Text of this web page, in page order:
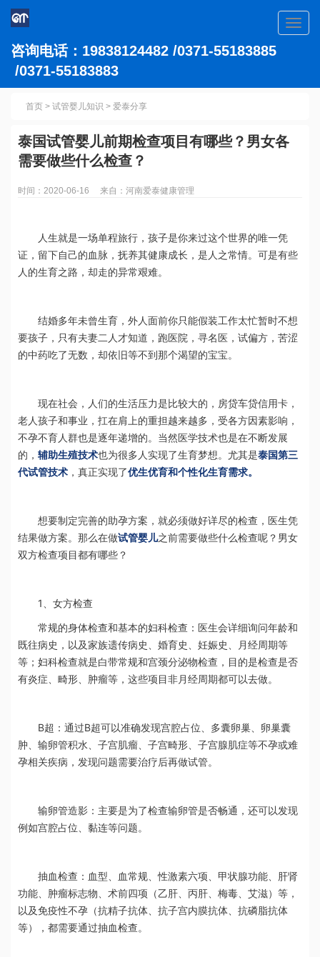
咨询电话：19838124482 /0371-55183885
/0371-55183883
首页 > 试管婴儿知识 > 爱泰分享
泰国试管婴儿前期检查项目有哪些？男女各
需要做些什么检查？
时间：2020-06-16 来自：河南爱泰健康管理
人生就是一场单程旅行，孩子是你来过这个世界的唯一凭
证，留下自己的血脉，抚养其健康成长，是人之常情。可是有些
人的生育之路，却走的异常艰难。
结婚多年未曾生育，外人面前你只能假装工作太忙暂时不想
要孩子，只有夫妻二人才知道，跑医院，寻名医，试偏方，苦涩
的中药吃了无数，却依旧等不到那个渴望的宝宝。
现在社会，人们的生活压力是比较大的，房贷车贷信用卡，
老人孩子和事业，扛在肩上的重担越来越多，受各方因素影响，
不孕不育人群也是逐年递增的。当然医学技术也是在不断发展
的， 辅助生殖技术也为很多人实现了生育梦想。尤其是泰国第三
代试管技术 ，真正实现了优生优育和个性化生育需求。
想要制定完善的助孕方案，就必须做好详尽的检查，医生凭
结果做方案。那么在做试管婴儿之前需要做些什么检查呢？男女
双方检查项目都有哪些？
1、女方检查
常规的身体检查和基本的妇科检查：医生会详细询问年龄和
既往病史，以及家族遗传病史、婚育史、妊娠史、月经周期等
等；妇科检查就是白带常规和宫颈分泌物检查，目的是检查是否
有炎症、畸形、肿瘤等，这些项目非月经周期都可以去做。
B超：通过B超可以准确发现宫腔占位、多囊卵巢、卵巢囊
肿、输卵管积水、子宫肌瘤、子宫畸形、子宫腺肌症等不孕或难
孕相关疾病，发现问题需要治疗后再做试管。
输卵管造影：主要是为了检查输卵管是否畅通，还可以发现
例如宫腔占位、黏连等问题。
抽血检查：血型、血常规、性激素六项、甲状腺功能、肝肾
功能、肿瘤标志物、术前四项（乙肝、丙肝、梅毒、艾滋）等，
以及免疫性不孕（抗精子抗体、抗子宫内膜抗体、抗磷脂抗体
等），都需要通过抽血检查。